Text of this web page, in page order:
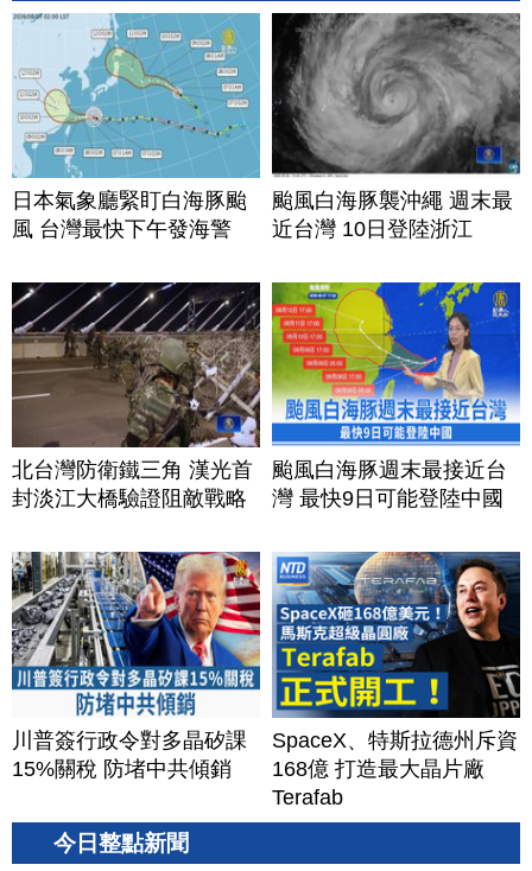
日本氣象廳緊盯白海豚颱
風 台灣最快下午發海警
颱風白海豚襲沖繩 週末最
近台灣 10日登陸浙江
北台灣防衛鐵三角 漢光首
封淡江大橋驗證阻敵戰略
颱風白海豚週末最接近台
灣 最快9日可能登陸中國
川普簽行政令對多晶矽課
15%關稅 防堵中共傾銷
SpaceX、特斯拉德州斥資
168億 打造最大晶片廠
Terafab
今日整點新聞